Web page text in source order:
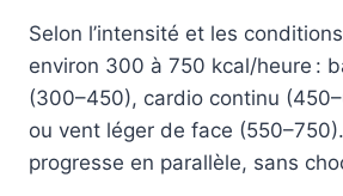
Selon l’intensité et les
environ 300 à 750 kcal/heure :
(300–450), cardio continu
ou vent léger de face
progresse en parallèle, sans